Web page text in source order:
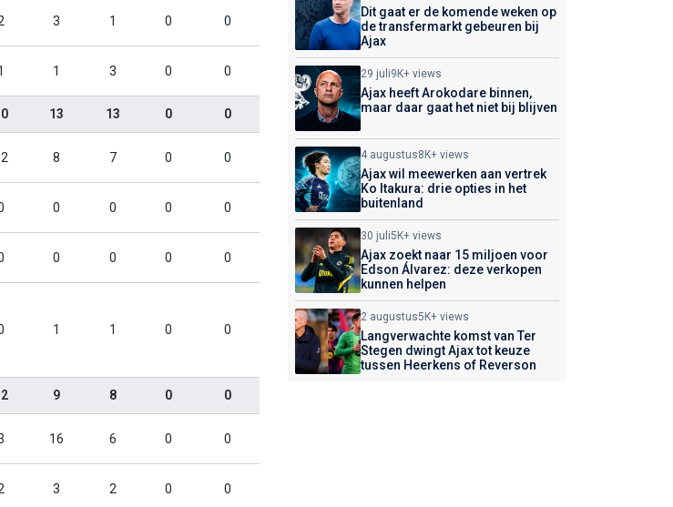
3 1 0 0
1 3 0 0
13 13 0 0
8 7 0 0
0 0 0 0
0 0 0 0
1 1 0 0
9 8 0 0
16 6 0 0
3 2 0 0
Dit gaat er de komende weken op
de transfermarkt gebeuren bij
Ajax
29 juli9K+ views
Ajax heeft Arokodare binnen,
maar daar gaat het niet bij blijven
4 augustus8K+ views
Ajax wil meewerken aan vertrek
Ko Itakura: drie opties in het
buitenland
30 juli5K+ views
Ajax zoekt naar 15 miljoen voor
Edson Álvarez: deze verkopen
kunnen helpen
2 augustus5K+ views
Langverwachte komst van Ter
Stegen dwingt Ajax tot keuze
tussen Heerkens of Reverson